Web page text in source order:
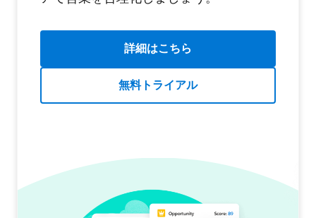
詳細はこちら
無料トライアル